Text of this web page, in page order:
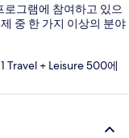
그램에 참여하고 있으
중 한 가지 이상의 분야
Travel + Leisure 500에